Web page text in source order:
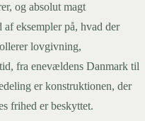
og absolut magt
eksempler på, hvad der
lovgivning,
fra enevældens Danmark til
er konstruktionen, der
frihed er beskyttet.